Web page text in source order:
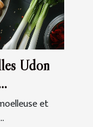
Udon
et